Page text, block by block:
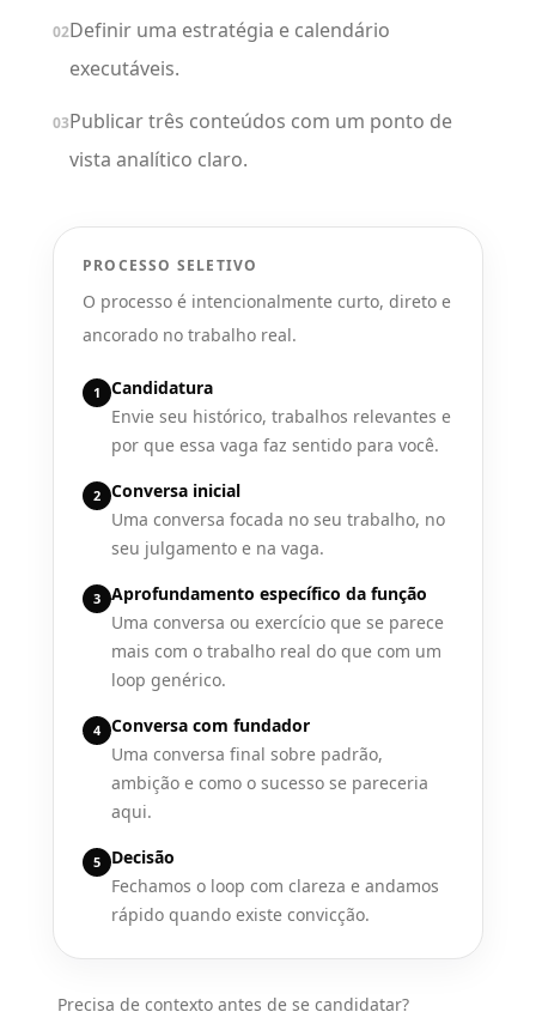
02Definir uma estratégia e calendário
executáveis.
03Publicar três conteúdos com um ponto de
vista analítico claro.
PROCESSO SELETIVO
O processo é intencionalmente curto, direto e
ancorado no trabalho real.
1
Candidatura
Envie seu histórico, trabalhos relevantes e
por que essa vaga faz sentido para você.
2 Conversa inicial
Uma conversa focada no seu trabalho, no
seu julgamento e na vaga.
3 Aprofundamento específico da função
Uma conversa ou exercício que se parece
mais com o trabalho real do que com um
loop genérico.
4 Conversa com fundador
Uma conversa final sobre padrão,
ambição e como o sucesso se pareceria
aqui.
5
Decisão
Fechamos o loop com clareza e andamos
rápido quando existe convicção.
Precisa de contexto antes de se candidatar?